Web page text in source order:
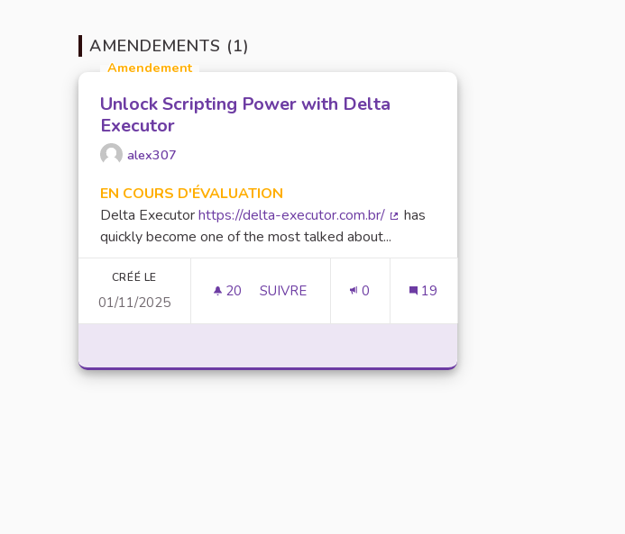
AMENDEMENTS (1)
Amendement
Unlock Scripting Power with Delta
Executor
alex307
EN COURS D'ÉVALUATION
Delta Executorhttps://delta-executor.com.br/
has
quickly become one of the most talked about...
CRÉÉ LE
01/11/2025
20 20 ABONNÉS
SUIVRE 0 19